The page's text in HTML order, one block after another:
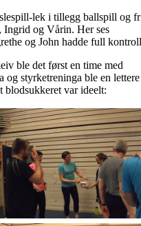
lek i tillegg ballspill og
Ingrid og Vårin. Her ses
og John hadde full
ble det først en time med
styrketreninga ble en lettere
blodsukkeret var ideelt: